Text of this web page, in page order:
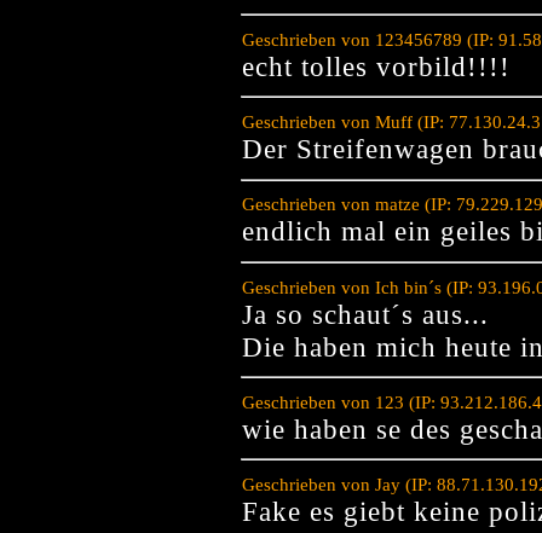
Geschrieben von 123456789 (IP:
echt tolles vorbild!!!!
Geschrieben von Muff (IP:
Der Streifenwagen
Geschrieben von matze (IP:
endlich mal ein geiles
Geschrieben von Ich bin´s (IP:
Ja so schaut´s aus...
Die haben mich heute
Geschrieben von 123 (IP:
wie haben se des
Geschrieben von Jay (IP:
Fake es giebt keine